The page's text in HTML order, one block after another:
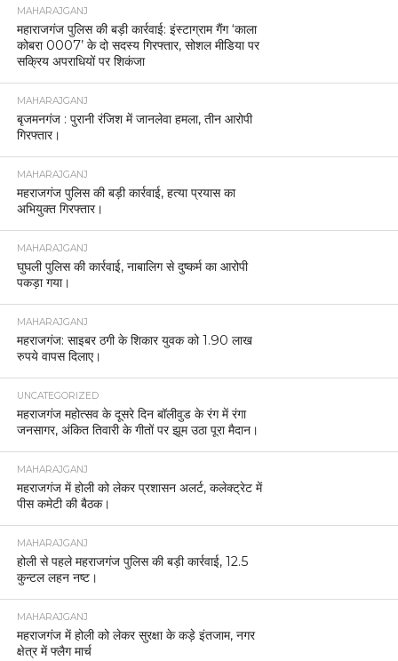
MAHARAJGANJ
महाराजगंज पुलिस की बड़ी कार्रवाई: इंस्टाग्राम गैंग ‘काला
कोबरा 0007’ के दो सदस्य गिरफ्तार, सोशल मीडिया पर
सक्रिय अपराधियों पर शिकंजा
MAHARAJGANJ
बृजमनगंज : पुरानी रंजिश में जानलेवा हमला, तीन आरोपी
गिरफ्तार।
MAHARAJGANJ
महराजगंज पुलिस की बड़ी कार्रवाई, हत्या प्रयास का
अभियुक्त गिरफ्तार।
MAHARAJGANJ
घुघली पुलिस की कार्रवाई, नाबालिग से दुष्कर्म का आरोपी
पकड़ा गया।
MAHARAJGANJ
महराजगंज: साइबर ठगी के शिकार युवक को 1.90 लाख
रुपये वापस दिलाए।
UNCATEGORIZED
महराजगंज महोत्सव के दूसरे दिन बॉलीवुड के रंग में रंगा
जनसागर, अंकित तिवारी के गीतों पर झूम उठा पूरा मैदान।
MAHARAJGANJ
महराजगंज में होली को लेकर प्रशासन अलर्ट, कलेक्ट्रेट में
पीस कमेटी की बैठक।
MAHARAJGANJ
होली से पहले महराजगंज पुलिस की बड़ी कार्रवाई, 12.5
कुन्टल लहन नष्ट।
MAHARAJGANJ
महराजगंज में होली को लेकर सुरक्षा के कड़े इंतजाम, नगर
क्षेत्र में फ्लैग मार्च